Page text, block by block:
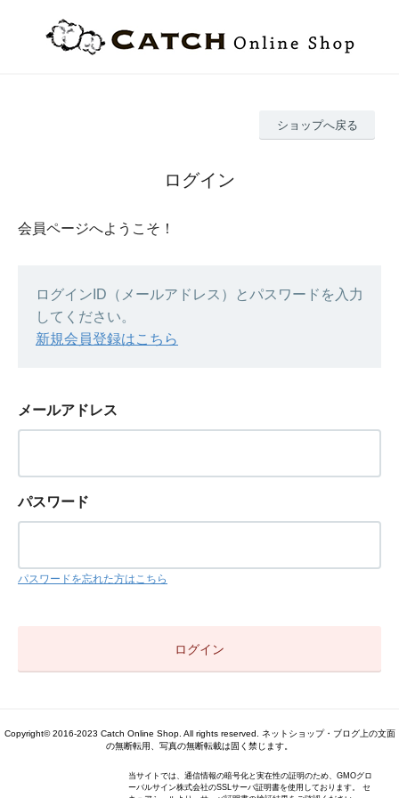
ショップへ戻る
ログイン
会員ページへようこそ！
ログインID（メールアドレス）とパスワードを入力
してください。
新規会員登録はこちら
メールアドレス
パスワード
パスワードを忘れた方はこちら
Copyright© 2016-2023 Catch Online Shop. All rights reserved. ネットショップ・ブログ上の文面
の無断転用、写真の無断転載は固く禁じます。
当サイトでは、通信情報の暗号化と実在性の証明のため、GMOグロ
ーバルサイン株式会社のSSLサーバ証明書を使用しております。 セ